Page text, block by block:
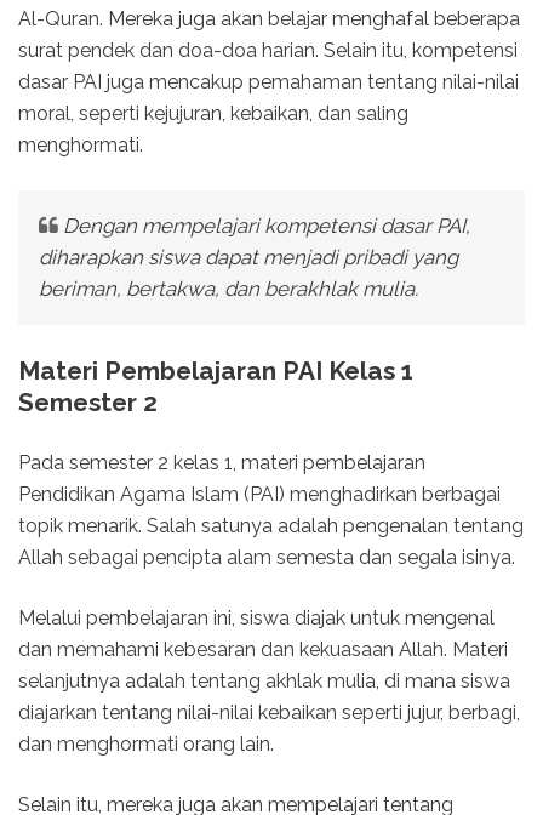
Al-Quran. Mereka juga akan belajar menghafal beberapa
surat pendek dan doa-doa harian. Selain itu, kompetensi
dasar PAI juga mencakup pemahaman tentang nilai-nilai
moral, seperti kejujuran, kebaikan, dan saling
menghormati.
Dengan mempelajari kompetensi dasar PAI,
diharapkan siswa dapat menjadi pribadi yang
beriman, bertakwa, dan berakhlak mulia.
Materi Pembelajaran PAI Kelas 1
Semester 2
Pada semester 2 kelas 1, materi pembelajaran
Pendidikan Agama Islam (PAI) menghadirkan berbagai
topik menarik. Salah satunya adalah pengenalan tentang
Allah sebagai pencipta alam semesta dan segala isinya.
Melalui pembelajaran ini, siswa diajak untuk mengenal
dan memahami kebesaran dan kekuasaan Allah. Materi
selanjutnya adalah tentang akhlak mulia, di mana siswa
diajarkan tentang nilai-nilai kebaikan seperti jujur, berbagi,
dan menghormati orang lain.
Selain itu, mereka juga akan mempelajari tentang